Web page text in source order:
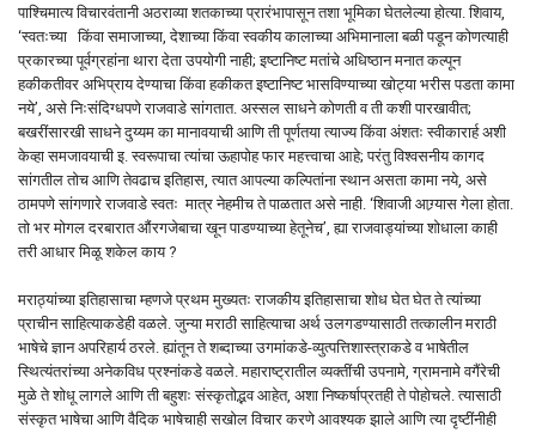
पाश्चिमात्य विचारवंतानी अठराव्या शतकाच्या प्रारंभापासून तशा भूमिका घेतलेल्या होत्या. शिवाय,
‘स्वतःच्या किंवा समाजाच्या, देशाच्या किंवा स्वकीय कालाच्या अभिमानाला बळी पडून कोणत्याही
प्रकारच्या पूर्वग्रहांना थारा देता उपयोगी नाही; इष्टानिष्ट मतांचे अधिष्ठान मनात कल्पून
हकीकतीवर अभिप्राय देण्याचा किंवा हकीकत इष्टानिष्ट भासविण्याच्या खोट्या भरीस पडता कामा
नये’, असे निःसंदिग्धपणे राजवाडे सांगतात. अस्सल साधने कोणती व ती कशी पारखावीत;
बखरींसारखी साधने दुय्यम का मानावयाची आणि ती पूर्णतया त्याज्य किंवा अंशतः स्वीकारार्ह अशी
केव्हा समजावयाची इ. स्वरूपाचा त्यांचा ऊहापोह फार महत्त्वाचा आहे; परंतु विश्वसनीय कागद
सांगतील तोच आणि तेवढाच इतिहास, त्यात आपल्या कल्पितांना स्थान असता कामा नये, असे
ठामपणे सांगणारे राजवाडे स्वतः मात्र नेहमीच ते पाळतात असे नाही. ‘शिवाजी आग्र्यास गेला होता.
तो भर मोगल दरबारात औंरगजेबाचा खून पाडण्याच्या हेतूनेच’, ह्या राजवाड्यांच्या शोधाला काही
तरी आधार मिळू शकेल काय ?
मराठ्यांच्या इतिहासाचा म्हणजे प्रथम मुख्यतः राजकीय इतिहासाचा शोध घेत घेत ते त्यांच्या
प्राचीन साहित्याकडेही वळले. जुन्या मराठी साहित्याचा अर्थ उलगडण्यासाठी तत्कालीन मराठी
भाषेचे ज्ञान अपरिहार्य ठरले. ह्यांतून ते शब्दाच्या उगमांकडे-व्युत्पत्तिशास्त्राकडे व भाषेतील
स्थित्यंतरांच्या अनेकविध प्रश्नांकडे वळले. महाराष्ट्रातील व्यक्तींची उपनामे, ग्रामनामे वगैंरेची
मुळे ते शोधू लागले आणि ती बहुशः संस्कृतोद्भव आहेत, अशा निष्कर्षाप्रतही ते पोहोचले. त्यासाठी
संस्कृत भाषेचा आणि वैदिक भाषेचाही सखोल विचार करणे आवश्यक झाले आणि त्या दृष्टींनीही